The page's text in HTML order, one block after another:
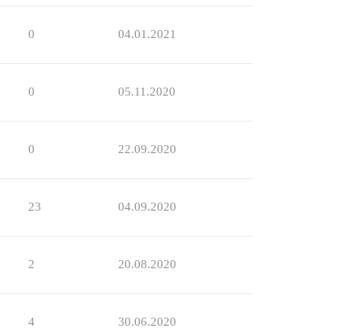
0 04.01.2021
0 05.11.2020
0 22.09.2020
23 04.09.2020
2 20.08.2020
4 30.06.2020